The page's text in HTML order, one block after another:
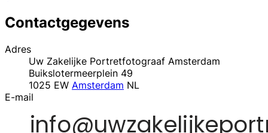
Contactgegevens
Adres
Uw Zakelijke Portretfotograaf Amsterdam
Buikslotermeerplein 49
1025 EW Amsterdam NL
E-mail